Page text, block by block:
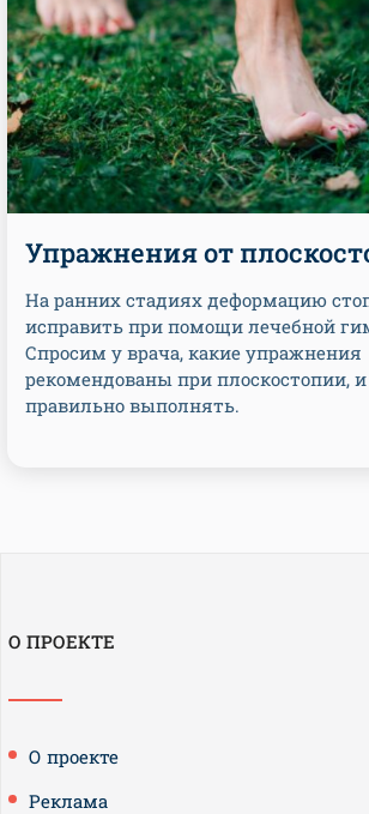
Упражнения от
На ранних стадиях деформацию
исправить при помощи лечебной
Спросим у врача, какие упражнения
рекомендованы при плоскостопии,
правильно выполнять.
О ПРОЕКТЕ
О проекте
Реклама